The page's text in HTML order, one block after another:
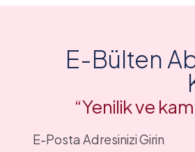
E-Bülten
“Yenilik ve